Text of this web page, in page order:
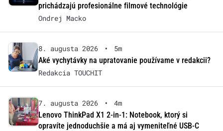
prichádzajú profesionálne filmové technológie
Ondrej Macko
8. augusta 2026 •
5m
Aké vychytávky na upratovanie používame v redakcii?
Redakcia TOUCHIT
7. augusta 2026 •
4m
Lenovo ThinkPad X1 2-in-1: Notebook, ktorý si
opravíte jednoduchšie a má aj vymeniteľné USB-C